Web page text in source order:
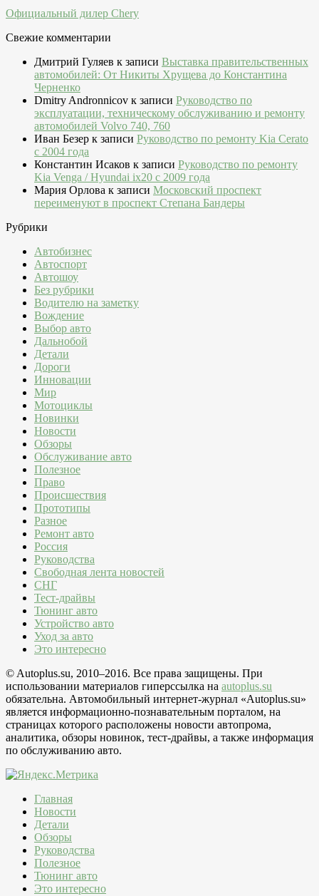
Официальный дилер Chery
Свежие комментарии
Дмитрий Гуляев к записи Выставка правительственных
автомобилей: От Никиты Хрущева до Константина
Черненко
Dmitry Andronnicov к записи Руководство по
эксплуатации, техническому обслуживанию и ремонту
автомобилей Volvo 740, 760
Иван Безер к записи Руководство по ремонту Kia Cerato
c 2004 года
Константин Исаков к записи Руководство по ремонту
Kia Venga / Hyundai ix20 c 2009 года
Мария Орлова к записи Московский проспект
переименуют в проспект Степана Бандеры
Рубрики
Автобизнес
Автоспорт
Автошоу
Без рубрики
Водителю на заметку
Вождение
Выбор авто
Дальнобой
Детали
Дороги
Инновации
Мир
Мотоциклы
Новинки
Новости
Обзоры
Обслуживание авто
Полезное
Право
Происшествия
Прототипы
Разное
Ремонт авто
Россия
Руководства
Свободная лента новостей
СНГ
Тест-драйвы
Тюнинг авто
Устройство авто
Уход за авто
Это интересно
© Autoplus.su, 2010–2016. Все права защищены. При
использовании материалов гиперссылка на autoplus.su
обязательна. Автомобильный интернет-журнал «Autoplus.su»
является информационно-познавательным порталом, на
страницах которого расположены новости автопрома,
аналитика, обзоры новинок, тест-драйвы, а также информация
по обслуживанию авто.
Главная
Новости
Детали
Обзоры
Руководства
Полезное
Тюнинг авто
Это интересно